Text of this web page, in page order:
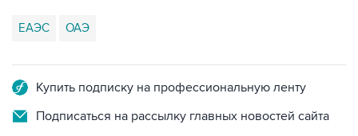
ЕАЭС ОАЭ
Купить подписку на профессиональную ленту
Подписаться на рассылку главных новостей сайта